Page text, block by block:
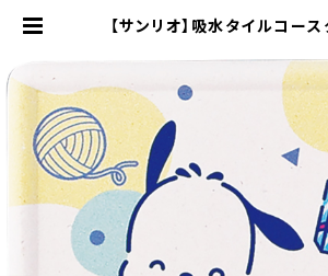
【サンリオ】吸水タイルコー
yamaka official shop -
店 公式オンラインショ